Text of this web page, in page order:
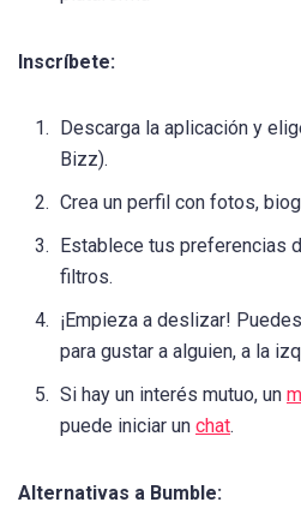
Inscríbete:
Descarga la aplicación y
Bizz).
Crea un perfil con fotos,
Establece tus preferencias
filtros.
¡Empieza a deslizar!
para gustar a alguien, a la
Si hay un interés mutuo, un
puede iniciar un chat.
Alternativas a Bumble: